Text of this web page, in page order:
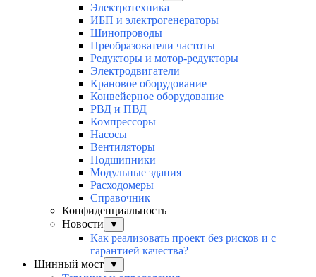
Электротехника
ИБП и электрогенераторы
Шинопроводы
Преобразователи частоты
Редукторы и мотор-редукторы
Электродвигатели
Крановое оборудование
Конвейерное оборудование
РВД и ПВД
Компрессоры
Насосы
Вентиляторы
Подшипники
Модульные здания
Расходомеры
Справочник
Конфиденциальность
Новости
▼
Как реализовать проект без рисков и с
гарантией качества?
Шинный мост
▼